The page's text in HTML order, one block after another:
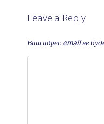
Leave a Reply
Ваш адрес email не